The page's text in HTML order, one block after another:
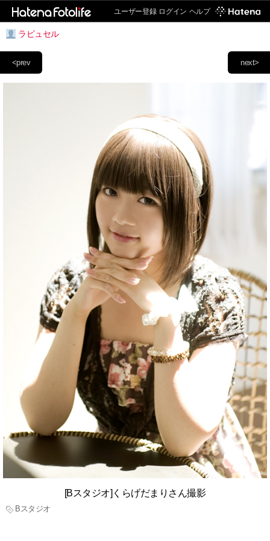
ユーザー登録 ログイン ヘルプ
ラピュセル
next>
<prev
[Bスタジオ]くらげだまりさん撮影
Bスタジオ